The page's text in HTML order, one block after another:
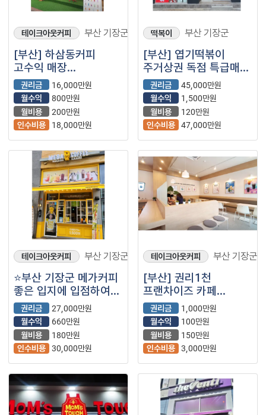
테이크아웃커피 부산 기장군
[부산] 하삼동커피
고수익 매장
(프랜차이즈/저가커피/
카페/)
권리금
16,000만원
월수익
800만원
월비용
200만원
인수비용
18,000만원
떡복이 부산 기장군
[부산] 엽기떡볶이
주거상권 독점 특급매물
엽떡
권리금
45,000만원
월수익
1,500만원
월비용
120만원
인수비용 47,000만원
테이크아웃커피 부산 기장군
⭐부산 기장군 메가커피
좋은 입지에 입점하여
고매출을 올리고 있는
매장입니다.
권리금
27,000만원
월수익
660만원
월비용
180만원
인수비용 30,000만원
테이크아웃커피 부산 기장군
[부산] 권리1천
프랜차이즈 카페
즉시거래가능
권리금
1,000만원
월수익
100만원
월비용
150만원
인수비용 3,000만원